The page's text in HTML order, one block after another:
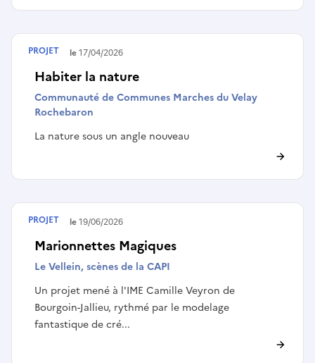
Habiter la nature
Communauté de Communes Marches du Velay
Rochebaron
La nature sous un angle nouveau
Terminé le17/04/2026
PROJET
Marionnettes Magiques
Le Vellein, scènes de la CAPI
Un projet mené à l'IME Camille Veyron de
Bourgoin-Jallieu, rythmé par le modelage
fantastique de cré...
Terminé le19/06/2026
PROJET